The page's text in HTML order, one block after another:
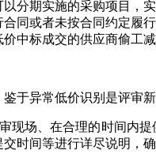
分期实施的采购项目，
同或者未按合同约定履
中标成交的供应商偷工减
于异常低价识别是评审
现场、在合理的时间内
时间等进行详尽说明，